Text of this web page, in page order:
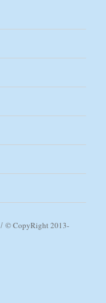
© CopyRight 2013-